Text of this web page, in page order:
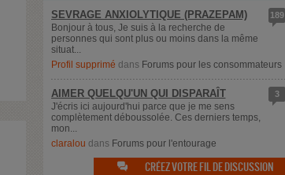
189
SEVRAGE ANXIOLYTIQUE (PRAZEPAM)
Bonjour à tous, Je suis à la recherche de
personnes qui sont plus ou moins dans la même
situat...
Profil supprimé dans Forums pour les consommateurs
3
AIMER QUELQU'UN QUI DISPARAÎT
J'écris ici aujourd'hui parce que je me sens
complètement déboussolée. Ces derniers temps,
mon...
claralou dans Forums pour l'entourage
 CRÉEZ VOTRE FIL DE DISCUSSION